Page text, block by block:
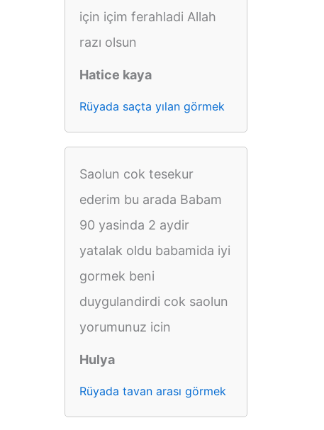
için içim ferahladi Allah
razı olsun
Hatice kaya
Rüyada saçta yılan görmek
Saolun cok tesekur
ederim bu arada Babam
90 yasinda 2 aydir
yatalak oldu babamida iyi
gormek beni
duygulandirdi cok saolun
yorumunuz icin
Hulya
Rüyada tavan arası görmek